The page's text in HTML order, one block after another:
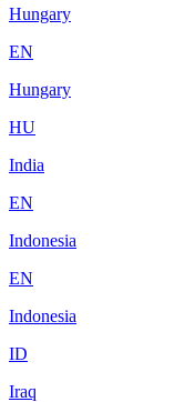
Hungary
EN
Hungary
HU
India
EN
Indonesia
EN
Indonesia
ID
Iraq